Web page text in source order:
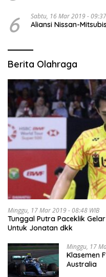
6 Sabtu, 16 Mar 2019 -
Aliansi Nissan-
Berita Olahraga
Minggu, 17 Mar 2019 - 08:48 WIB
Tunggal Putra Paceklik
Untuk Jonatan dkk
Minggu, 17
Klasemen
Australia